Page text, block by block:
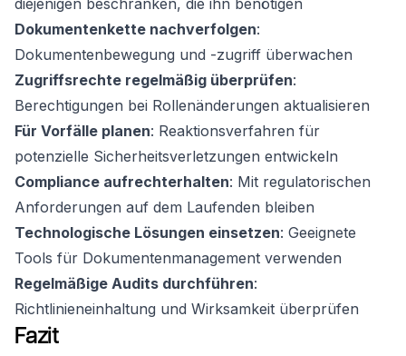
diejenigen beschränken, die ihn benötigen
Dokumentenkette nachverfolgen:
Dokumentenbewegung und -zugriff überwachen
Zugriffsrechte regelmäßig überprüfen:
Berechtigungen bei Rollenänderungen aktualisieren
Für Vorfälle planen: Reaktionsverfahren für
potenzielle Sicherheitsverletzungen entwickeln
Compliance aufrechterhalten: Mit regulatorischen
Anforderungen auf dem Laufenden bleiben
Technologische Lösungen einsetzen: Geeignete
Tools für Dokumentenmanagement verwenden
Regelmäßige Audits durchführen:
Richtlinieneinhaltung und Wirksamkeit überprüfen
Fazit